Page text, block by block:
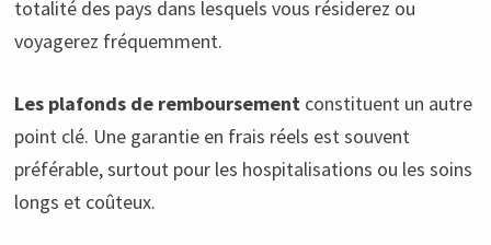
totalité des pays dans lesquels vous résiderez ou
voyagerez fréquemment.
Les plafonds de remboursementconstituent un autre
point clé. Une garantie en frais réels est souvent
préférable, surtout pour les hospitalisations ou les soins
longs et coûteux.